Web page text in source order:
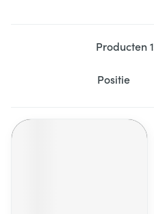
Producten1
Sorteer op: